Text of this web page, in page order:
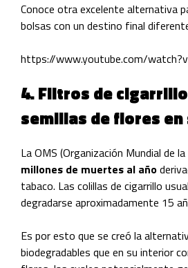
Conoce otra excelente alternativa
bolsas con un destino final
https://www.youtube.com/
4. Filtros de
semillas de flores
La OMS (Organización Mundial de la
millones de muertes al año
tabaco. Las colillas de cigarrillo
degradarse aproximadamente 15
Es por esto que se creó la
biodegradables que en su interior